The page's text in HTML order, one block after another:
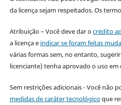
da licença sejam respeitados. Os
Atribuição – Você deve dar ocrédito
a licença e indicar se foram feitas
várias formas sem, no entanto,
licenciante) tenha aprovado o uso em
Sem restrições adicionais - Você não
medidas de caráter tecnológicoque